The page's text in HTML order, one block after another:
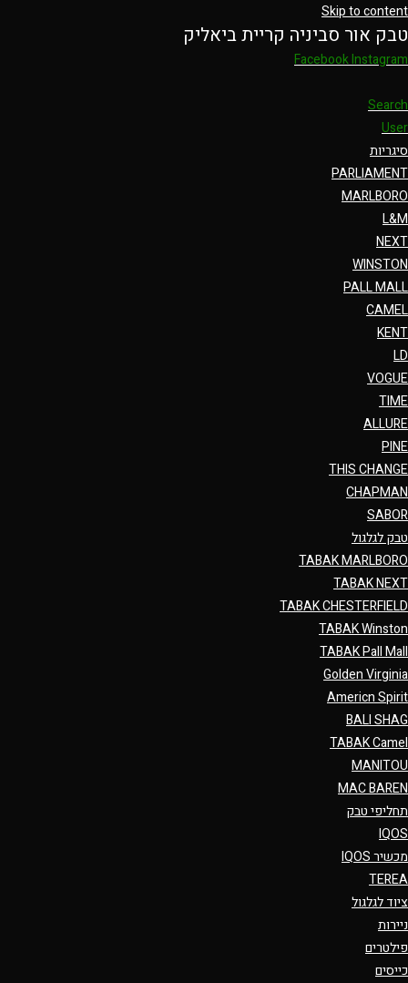
Skip to content
טבק אור סביניה קריית ביאליק
FacebookInstagram
Search
User
סיגריות
PARLIAMENT
MARLBORO
L&M
NEXT
WINSTON
PALL MALL
CAMEL
KENT
LD
VOGUE
TIME
ALLURE
PINE
THIS CHANGE
CHAPMAN
SABOR
טבק לגלגול
TABAK MARLBORO
TABAK NEXT
TABAK CHESTERFIELD
TABAK Winston
TABAK Pall Mall
Golden Virginia
Americn Spirit
BALI SHAG
TABAK Camel
MANITOU
MAC BAREN
תחליפי טבק
IQOS
מכשיר IQOS
TEREA
ציוד לגלגול
ניירות
פילטרים
כייסים